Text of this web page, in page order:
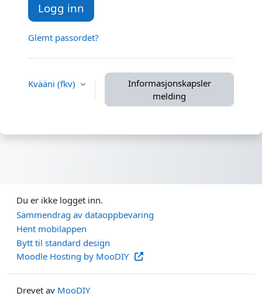
Logg inn
Glemt passordet?
Kvääni ‎(fkv)‎
Informasjonskapsler
melding
Du er ikke logget inn.
Sammendrag av dataoppbevaring
Hent mobilappen
Bytt til standard design
Moodle Hosting by MooDIY
Drevet av MooDIY